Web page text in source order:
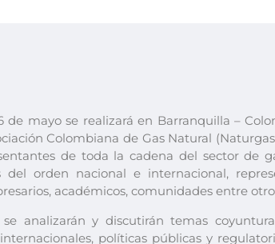
de mayo se realizará en Barranquilla –
Colombiana de Gas Natural
de toda la cadena del sector de
del orden nacional e internacional,
académicos, comunidades entre
analizarán y discutirán temas
políticas públicas y